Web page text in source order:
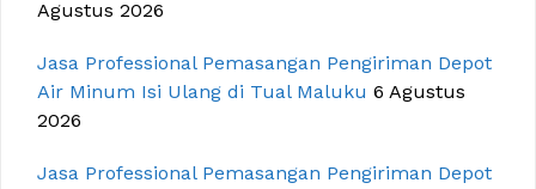
Agustus 2026
Jasa Professional Pemasangan Pengiriman Depot
Air Minum Isi Ulang di Tual Maluku 6 Agustus
2026
Jasa Professional Pemasangan Pengiriman Depot